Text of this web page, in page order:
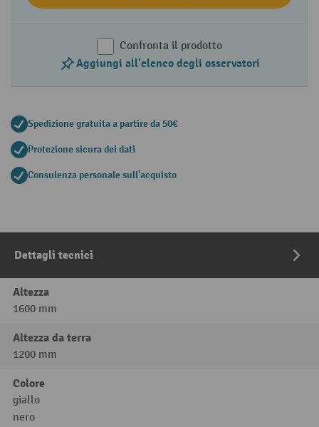
Confronta il prodotto
Aggiungi all'elenco degli osservatori
Spedizione gratuita a partire da 50€
Protezione sicura dei dati
Consulenza personale sull'acquisto
Dettagli tecnici
Altezza
1600 mm
Altezza da terra
1200 mm
Colore
giallo
nero